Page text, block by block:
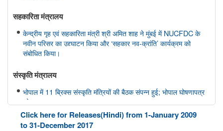
सहकारिता मंत्रालय
केन्द्रीय गृह एवं सहकारिता मंत्री श्री अमित शाह ने मुंबई में NUCFDC के
नवीन परिसर का उद्द्घाटन किया और ‘सहकार नव-क्रांति’ कार्यक्रम को
संबोधित किया।
संस्‍कृति मंत्रालय
भोपाल में 11 ब्रिक्स संस्कृति मंत्रियों की बैठक संपन्न हुई; भोपाल घोषणापत्र
को अपनाया
रक्षा मंत्रालय
Click here for Releases(Hindi) from 1-January 2009
to 31-December 2017